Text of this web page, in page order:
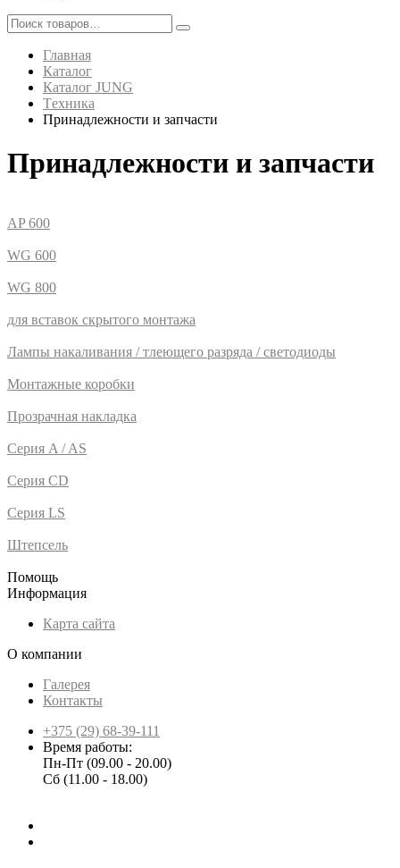
Главная
Каталог
Каталог JUNG
Tехника
Принадлежности и запчасти
Принадлежности и запчасти
AP 600
WG 600
WG 800
для вставок скрытого монтажа
Лампы накаливания / тлеющего разряда / светодиоды
Монтажные коробки
Прозрачная накладка
Серия A / AS
Серия CD
Серия LS
Штепсель
Помощь
Информация
Карта сайта
О компании
Галерея
Контакты
+375 (29) 68-39-111
Время работы:
Пн-Пт (09.00 - 20.00)
Сб (11.00 - 18.00)